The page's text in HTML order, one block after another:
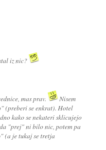
iz nic?
mas prav.
Nisem
(preberi se enkrat). Hotel
kako se nekateri sklicujejo
"prej" ni bilo nic, potem pa
(a je tukaj se tretja